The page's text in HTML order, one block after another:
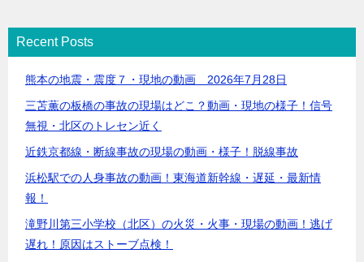
Recent Posts
熊本の地震・震度７・現地の動画 2026年7月28日
三苫薫の板橋の事故の現場はどこ？動画・現地の様子！信号
無視・北区のトレセン近く
近鉄京都線・断線事故の現場の動画・様子！脱線事故
浜松駅での人身事故の動画！東海道新幹線・遅延・最新情
報！
滝野川第三小学校（北区）の火災・火事・現場の動画！逃げ
遅れ！原因はストーブ点検！